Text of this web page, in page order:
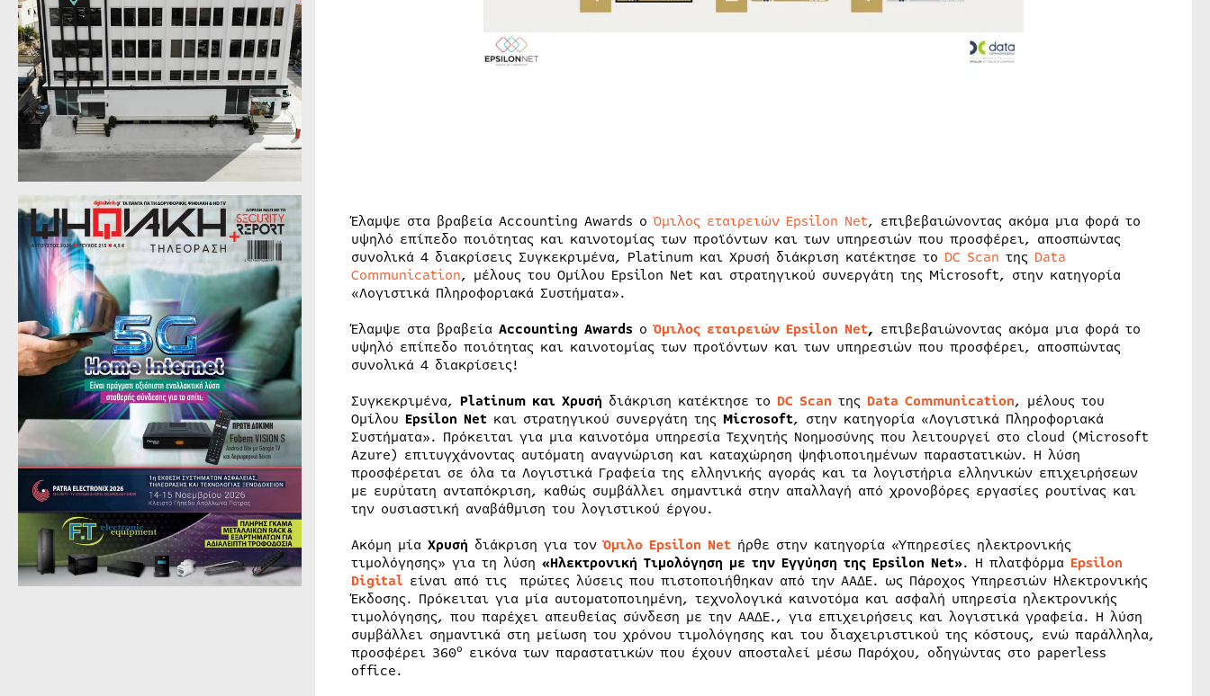
Έλαμψε στα βραβεία Accounting Awards οΌμιλος εταιρειών Epsilon Net, επιβεβαιώνοντας ακόμα μια φορά το
υψηλό επίπεδο ποιότητας και καινοτομίας των προϊόντων και των υπηρεσιών που προσφέρει, αποσπώντας
συνολικά 4 διακρίσεις Συγκεκριμένα, Platinum και Χρυσή διάκριση κατέκτησε το DC Scan της Data
Communication, μέλους του Ομίλου Epsilon Net και στρατηγικού συνεργάτη της Microsoft, στην κατηγορία
«Λογιστικά Πληροφοριακά Συστήματα».
Έλαμψε στα βραβεία Accounting Awards οΌμιλος εταιρειών Epsilon Net, επιβεβαιώνοντας ακόμα μια φορά το
υψηλό επίπεδο ποιότητας και καινοτομίας των προϊόντων και των υπηρεσιών που προσφέρει, αποσπώντας
συνολικά 4 διακρίσεις!
Συγκεκριμένα, Platinum και Χρυσή διάκριση κατέκτησε το DC Scan της Data Communication, μέλους του
Ομίλου Epsilon Net και στρατηγικού συνεργάτη της Microsoft, στην κατηγορία «Λογιστικά Πληροφοριακά
Συστήματα». Πρόκειται για μια καινοτόμα υπηρεσία Τεχνητής Νοημοσύνης που λειτουργεί στο cloud (Microsoft
Azure) επιτυγχάνoντας αυτόματη αναγνώριση και καταχώρηση ψηφιοποιημένων παραστατικών. Η λύση
προσφέρεται σε όλα τα Λογιστικά Γραφεία της ελληνικής αγοράς και τα λογιστήρια ελληνικών επιχειρήσεων
με ευρύτατη ανταπόκριση, καθώς συμβάλλει σημαντικά στην απαλλαγή από χρονοβόρες εργασίες ρουτίνας και
την ουσιαστική αναβάθμιση του λογιστικού έργου.
Ακόμη μία Χρυσή διάκριση για τονΌμιλο Epsilon Net ήρθε στην κατηγορία «Υπηρεσίες ηλεκτρονικής
τιμολόγησης» για τη λύση «Ηλεκτρονική Τιμολόγηση με την Εγγύηση της Epsilon Net». Η πλατφόρμα Epsilon
Digital είναι από τις πρώτες λύσεις που πιστοποιήθηκαν από την ΑΑΔΕ. ως Πάροχος Υπηρεσιών Ηλεκτρονικής
Έκδοσης. Πρόκειται για μία αυτοματοποιημένη, τεχνολογικά καινοτόμα και ασφαλή υπηρεσία ηλεκτρονικής
τιμολόγησης, που παρέχει απευθείας σύνδεση με την ΑΑΔΕ., για επιχειρήσεις και λογιστικά γραφεία. Η λύση
συμβάλλει σημαντικά στη μείωση του χρόνου τιμολόγησης και του διαχειριστικού της κόστους, ενώ παράλληλα,
προσφέρει 360ο εικόνα των παραστατικών που έχουν αποσταλεί μέσω Παρόχου, οδηγώντας στο paperless
office.